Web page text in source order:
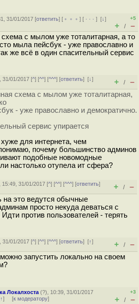
31/01/2017 [ответить] [ ﹢﹢﹢] [ · · ·][↓]
+5
+ / –
схема с мылом уже тоталитарная, а то
мыла пейсбук - уже православно и
же всё в один спасительный сервис
31/01/2017 [^] [^^] [^^^] [ответить][↓]
+ / –
схема с мылом уже тоталитарная,
- уже православно и демократично.
сервис упирается
для интернета, чем
почему большинство админов
подобные новомодные
настолько отупела ит сфера?
15:49, 31/01/2017 [^] [^^] [^^^] [ответить]
+ / –
на это ведутся обычные
просто некуда деваться с
против пользователей - терять
31/01/2017 [^] [^^] [^^^] [ответить][↑]
+ / –
запустить локально на своем
Локалхоста (?), 10:39, 31/01/2017
↑] [к модератору]
+3
+ / –